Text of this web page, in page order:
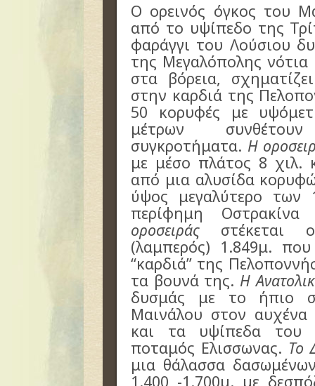
Ο ορεινός όγκος του
από το υψίπεδο της
φαράγγι του Λούσιου
της Μεγαλόπολης
στα βόρεια,
στην καρδιά της
50 κορυφές με
μέτρων
συγκροτήματα. Η
με μέσο πλάτος 8 χιλ.
από μια αλυσίδα
ύψος μεγαλύτερο των
περίφημη
οροσειράς στέκεται
(λαμπερός) 1.849μ.
“καρδιά” της
τα βουνά της. Η
δυσμάς με το ήπιο
Μαινάλου στον αυχένα
και τα υψίπεδα του
ποταμός Ελισσωνας. Το
μια θάλασσα
1.400 -1.700μ. με